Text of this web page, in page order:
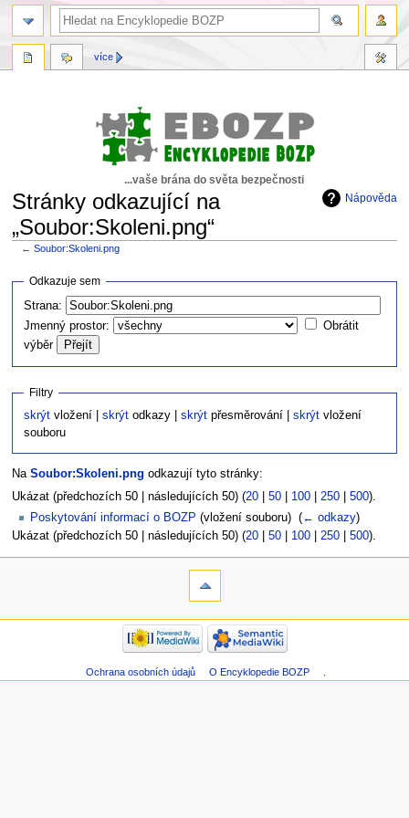
...vaše brána do světa bezpečnosti
Nápověda
Stránky odkazující na
„Soubor:Skoleni.png“
←Soubor:Skoleni.png
Skočit
navigaci
Skočit
vyhledávání
Odkazuje sem
Strana:
Jmenný prostor:
Obrátit
výběr
Filtry
skrýt vložení |skrýt odkazy |skrýt přesměrování |skrýt vložení
souboru
Na Soubor:Skoleni.png odkazují tyto stránky:
Ukázat (předchozích 50 | následujících 50) (20| 50| 100| 250| 500).
Poskytování informací o BOZP (vložení souboru) ‎ (← odkazy)
Ukázat (předchozích 50 | následujících 50) (20| 50| 100| 250| 500).
více
Ochrana osobních údajů O Encyklopedie BOZP